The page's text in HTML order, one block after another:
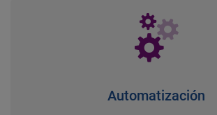
Automatización